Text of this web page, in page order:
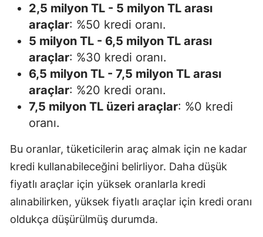
2,5 milyon TL - 5 milyon TL arası
araçlar: %50 kredi oranı.
5 milyon TL - 6,5 milyon TL arası
araçlar: %30 kredi oranı.
6,5 milyon TL - 7,5 milyon TL arası
araçlar: %20 kredi oranı.
7,5 milyon TL üzeri araçlar: %0 kredi
oranı.
Bu oranlar, tüketicilerin araç almak için ne kadar
kredi kullanabileceğini belirliyor. Daha düşük
fiyatlı araçlar için yüksek oranlarla kredi
alınabilirken, yüksek fiyatlı araçlar için kredi oranı
oldukça düşürülmüş durumda.